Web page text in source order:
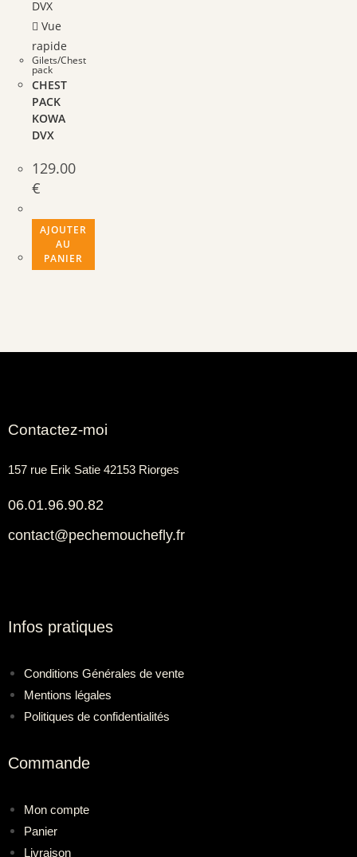
Vue
rapide
Gilets/Chest
pack
CHEST
PACK
KOWA
DVX
129.00
€
AJOUTER
AU
PANIER
Contactez-moi
157 rue Erik Satie 42153 Riorges
06.01.96.90.82
contact@pechemouchefly.fr
Infos pratiques
Conditions Générales de vente
Mentions légales
Politiques de confidentialités
Commande
Mon compte
Panier
Livraison